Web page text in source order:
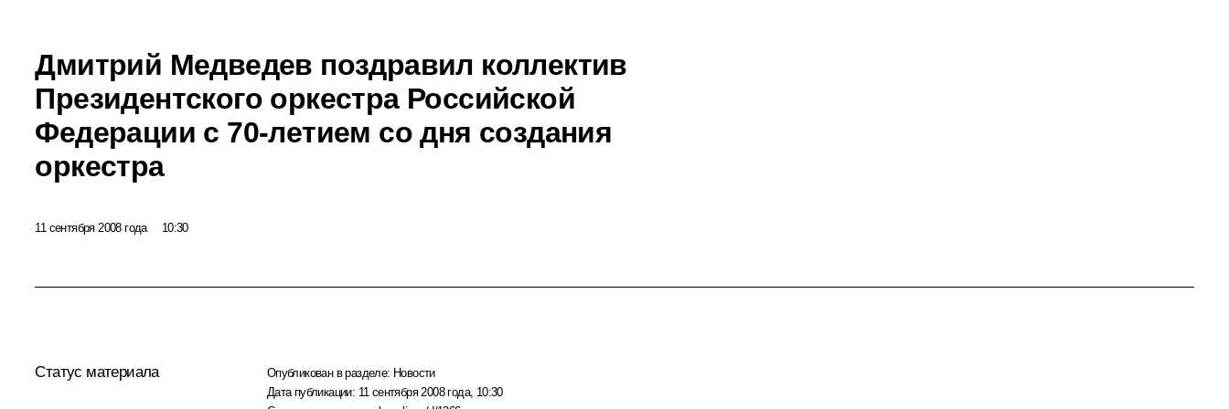
Дмитрий Медведев поздравил коллектив
Президентского оркестра Российской
Федерации с 70-летием со дня создания
оркестра
11 сентября 2008 года 10:30
Статус материала Опубликован в разделе: Новости
Дата публикации: 11 сентября 2008 года, 10:30